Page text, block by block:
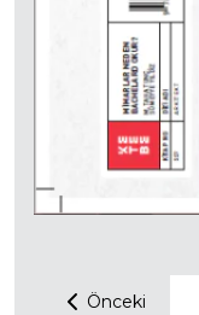
Önceki